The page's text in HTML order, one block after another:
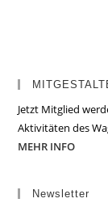
Jetzt Mitglied
Aktivitäten des
MEHR INFO
Newsletter